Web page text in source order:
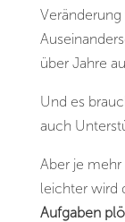
über Jahre
Und es
auch
Aber je mehr
leichter wird
Aufgaben